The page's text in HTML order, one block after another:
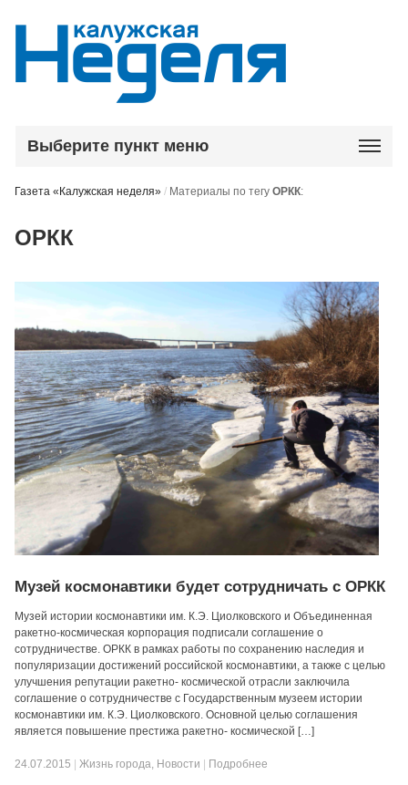
Выберите пункт меню
Газета «Калужская неделя» / Материалы по тегуОРКК:
ОРКК
Музей космонавтики будет сотрудничать с ОРКК
Музей истории космонавтики им. К.Э. Циолковского и Объединенная
ракетно-космическая корпорация подписали соглашение о
сотрудничестве. ОРКК в рамках работы по сохранению наследия и
популяризации достижений российской космонавтики, а также с целью
улучшения репутации ракетно- космической отрасли заключила
соглашение о сотрудничестве с Государственным музеем истории
космонавтики им. К.Э. Циолковского. Основной целью соглашения
является повышение престижа ракетно- космической […]
24.07.2015 |Жизнь города, Новости Подробнее